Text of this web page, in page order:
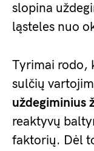
slopina
ląsteles nuo
Tyrimai rodo,
sulčių
uždegiminius
reaktyvų
faktorių. Dėl